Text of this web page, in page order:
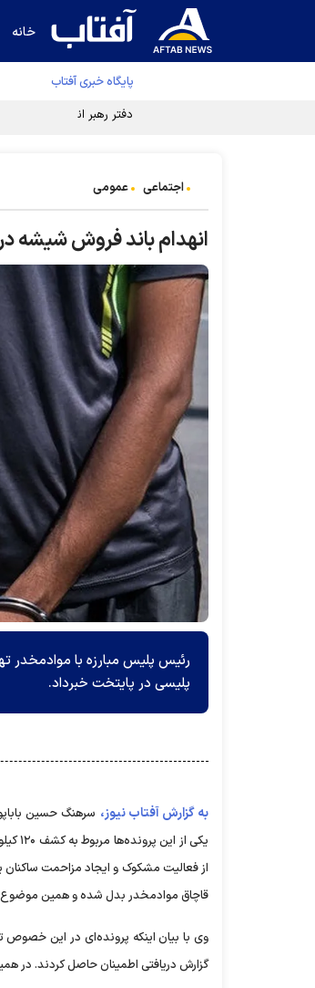
خانه
پایگاه خبری آفتاب
دفتر رهبر انقلاب ادعای
اجتماعی عمومی
انهدام باند فروش شیشه
پلیسی در پایتخت خبرداد.
به گزارش آفتاب نیوز، سرهنگ حسین
یکی
از فعالیت مشکوک و ایجاد مزاحمت ساکنان
قاچاق موادمخدر بدل شده و همین موضوع
وی با بیان اینکه پرونده‌ای در این
گزارش دریافتی اطمینان حاصل کردند. در